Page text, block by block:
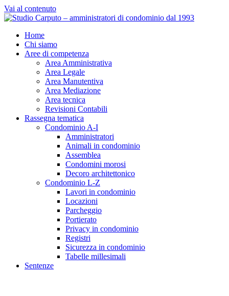
Vai al contenuto
Home
Chi siamo
Aree di competenza
Area Amministrativa
Area Legale
Area Manutentiva
Area Mediazione
Area tecnica
Revisioni Contabili
Rassegna tematica
Condominio A-I
Amministratori
Animali in condominio
Assemblea
Condomini morosi
Decoro architettonico
Condominio L-Z
Lavori in condominio
Locazioni
Parcheggio
Portierato
Privacy in condominio
Registri
Sicurezza in condominio
Tabelle millesimali
Sentenze